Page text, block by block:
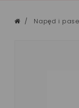
Napęd i